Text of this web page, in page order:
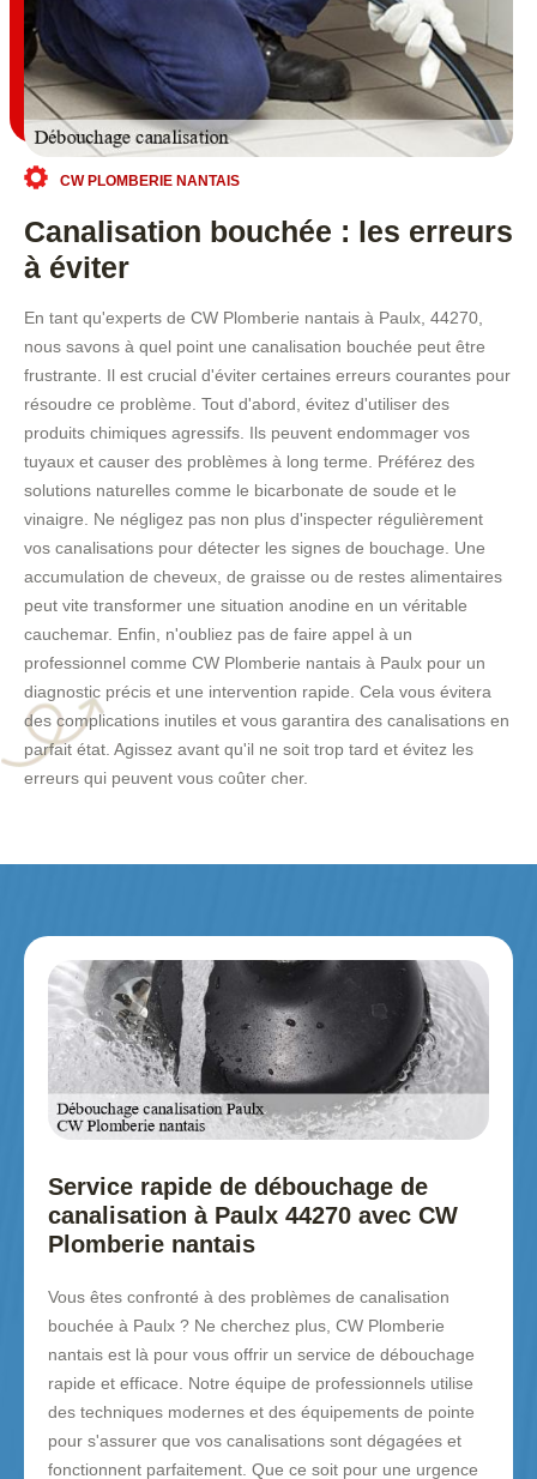
CW PLOMBERIE NANTAIS
Canalisation bouchée : les erreurs
à éviter
En tant qu'experts de CW Plomberie nantais à Paulx, 44270,
nous savons à quel point une canalisation bouchée peut être
frustrante. Il est crucial d'éviter certaines erreurs courantes pour
résoudre ce problème. Tout d'abord, évitez d'utiliser des
produits chimiques agressifs. Ils peuvent endommager vos
tuyaux et causer des problèmes à long terme. Préférez des
solutions naturelles comme le bicarbonate de soude et le
vinaigre. Ne négligez pas non plus d'inspecter régulièrement
vos canalisations pour détecter les signes de bouchage. Une
accumulation de cheveux, de graisse ou de restes alimentaires
peut vite transformer une situation anodine en un véritable
cauchemar. Enfin, n'oubliez pas de faire appel à un
professionnel comme CW Plomberie nantais à Paulx pour un
diagnostic précis et une intervention rapide. Cela vous évitera
des complications inutiles et vous garantira des canalisations en
parfait état. Agissez avant qu'il ne soit trop tard et évitez les
erreurs qui peuvent vous coûter cher.
Service rapide de débouchage de
canalisation à Paulx 44270 avec CW
Plomberie nantais
Vous êtes confronté à des problèmes de canalisation
bouchée à Paulx ? Ne cherchez plus, CW Plomberie
nantais est là pour vous offrir un service de débouchage
rapide et efficace. Notre équipe de professionnels utilise
des techniques modernes et des équipements de pointe
pour s'assurer que vos canalisations sont dégagées et
fonctionnent parfaitement. Que ce soit pour une urgence